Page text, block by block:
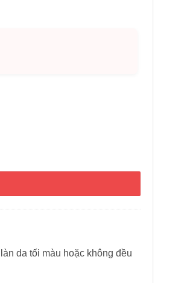
Lait De Beaute 400ml số lượng
da tối màu hoặc không đều